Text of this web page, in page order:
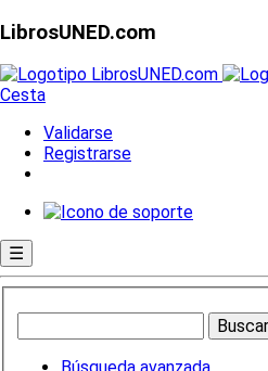
LibrosUNED.com
Cesta
Validarse
Registrarse
☰